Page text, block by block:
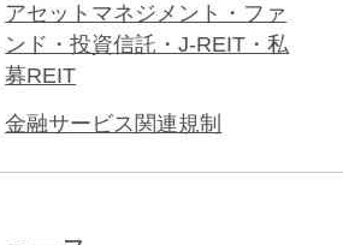
アセットマネジメント・ファ
ンド・投資信託・J-REIT・私
募REIT
金融サービス関連規制